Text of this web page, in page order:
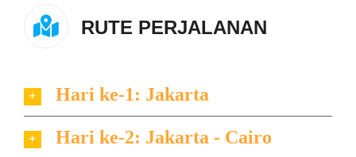
RUTE PERJALANAN
Hari ke-1: Jakarta
Hari ke-2: Jakarta - Cairo